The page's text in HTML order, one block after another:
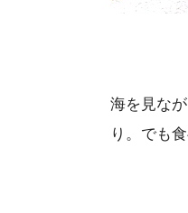
海を見な
り。でも